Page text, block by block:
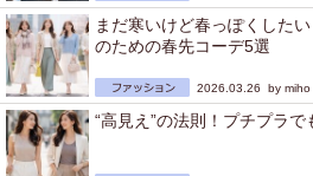
まだ寒いけど春っぽくした
のための春先コーデ5選
2026.03.26 by miho
“高見え”の法則！プチプラ